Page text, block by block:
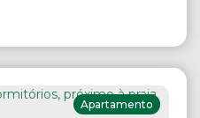
Apartamento